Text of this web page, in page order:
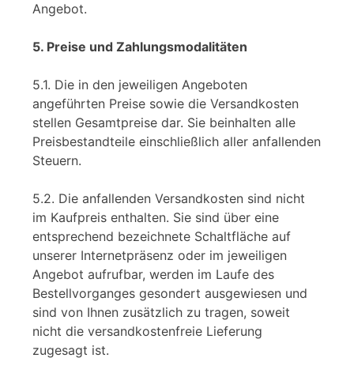
Angebot.
5. Preise und Zahlungsmodalitäten
5.1. Die in den jeweiligen Angeboten
angeführten Preise sowie die Versandkosten
stellen Gesamtpreise dar. Sie beinhalten alle
Preisbestandteile einschließlich aller anfallenden
Steuern.
5.2. Die anfallenden Versandkosten sind nicht
im Kaufpreis enthalten. Sie sind über eine
entsprechend bezeichnete Schaltfläche auf
unserer Internetpräsenz oder im jeweiligen
Angebot aufrufbar, werden im Laufe des
Bestellvorganges gesondert ausgewiesen und
sind von Ihnen zusätzlich zu tragen, soweit
nicht die versandkostenfreie Lieferung
zugesagt ist.